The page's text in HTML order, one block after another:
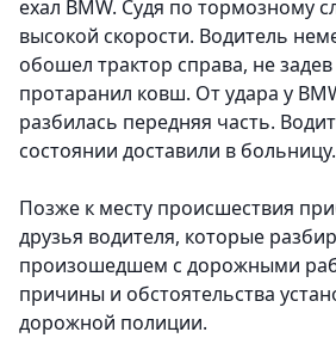
ехал BMW. Судя по тормозному
высокой скорости. Водитель
обошел трактор справа, не
протаранил ковш. От удара у
разбилась передняя часть.
состоянии доставили в больницу.
Позже к месту происшествия
друзья водителя, которые
произошедшем с дорожными
причины и обстоятельства
дорожной полиции.